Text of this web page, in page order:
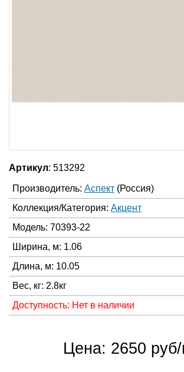
Артикул: 513292
Производитель: Аспект (Россия)
Коллекция/Категория: Акцент
Модель: 70393-22
Ширина, м: 1.06
Длина, м: 10.05
Вес, кг: 2.8кг
Доступность: Нет в наличии
Цена: 2650